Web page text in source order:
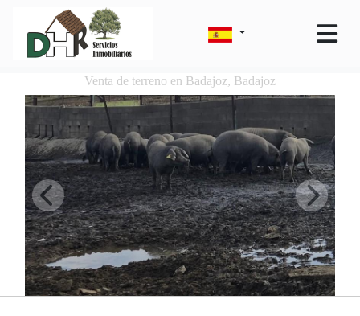
Venta de terreno en Badajoz, Badajoz